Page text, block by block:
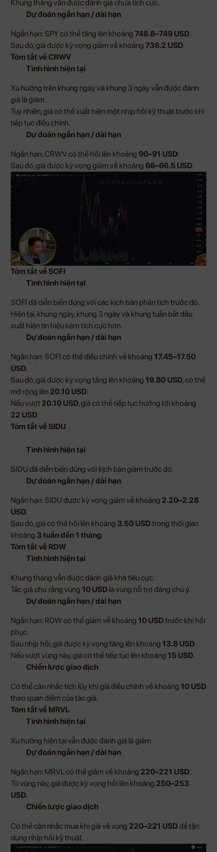
Khung tháng vẫn được đánh giá chưa tích cực.
Dự đoán ngắn hạn / dài hạn
Ngắn hạn: SPY có thể tăng lên khoảng 748.8–749 USD.
Sau đó, giá được kỳ vọng giảm về khoảng 736.2 USD.
Tóm tắt về CRWV
Tình hình hiện tại
Xu hướng trên khung ngày và khung 3 ngày vẫn được đánh
giá là giảm.
Tuy nhiên, giá có thể xuất hiện một nhịp hồi kỹ thuật trước khi
tiếp tục điều chỉnh.
Dự đoán ngắn hạn / dài hạn
Ngắn hạn: CRWV có thể hồi lên khoảng 90–91 USD.
Sau đó, giá được kỳ vọng giảm về khoảng 66–66.5 USD.
Tóm tắt về SOFI
Tình hình hiện tại
SOFI đã diễn biến đúng với các kịch bản phân tích trước đó.
Hiện tại, khung ngày, khung 3 ngày và khung tuần bắt đầu
xuất hiện tín hiệu kém tích cực hơn.
Dự đoán ngắn hạn / dài hạn
Ngắn hạn: SOFI có thể điều chỉnh về khoảng 17.45–17.50
USD.
Sau đó, giá được kỳ vọng tăng lên khoảng 19.80 USD, có thể
mở rộng lên 20.10 USD.
Nếu vượt 20.10 USD, giá có thể tiếp tục hướng tới khoảng
22 USD.
Tóm tắt về SIDU
Tình hình hiện tại
SIDU đã diễn biến đúng với kịch bản giảm trước đó.
Dự đoán ngắn hạn / dài hạn
Ngắn hạn: SIDU được kỳ vọng giảm về khoảng 2.20–2.28
USD.
Sau đó, giá có thể hồi lên khoảng 3.50 USDtrong thời gian
khoảng 3 tuần đến 1 tháng.
Tóm tắt về RDW
Tình hình hiện tại
Khung tháng vẫn được đánh giá khá tiêu cực.
Tác giả cho rằng vùng 10 USD là vùng hỗ trợ đáng chú ý.
Dự đoán ngắn hạn / dài hạn
Ngắn hạn: RDW có thể giảm về khoảng 10 USDtrước khi hồi
phục.
Sau nhịp hồi, giá được kỳ vọng tăng lên khoảng 13.8 USD.
Nếu vượt vùng này, giá có thể tiếp tục lên khoảng 15 USD.
Chiến lược giao dịch
Có thể cân nhắc tích lũy khi giá điều chỉnh về khoảng 10 USD
theo quan điểm của tác giả.
Tóm tắt về MRVL
Tình hình hiện tại
Xu hướng hiện tại vẫn được đánh giá là giảm.
Dự đoán ngắn hạn / dài hạn
Ngắn hạn: MRVL có thể giảm về khoảng 220–221 USD.
Từ vùng này, giá được kỳ vọng hồi lên khoảng 250–253
USD.
Chiến lược giao dịch
Có thể cân nhắc mua khi giá về vùng 220–221 USDđể tận
dụng nhịp hồi kỹ thuật.